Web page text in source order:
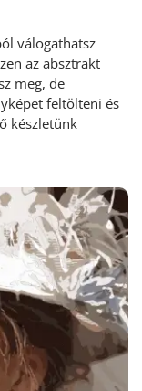
válogathatsz
az absztrakt
meg, de
feltölteni és
készletünk